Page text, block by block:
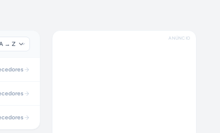
ANÚNCIO